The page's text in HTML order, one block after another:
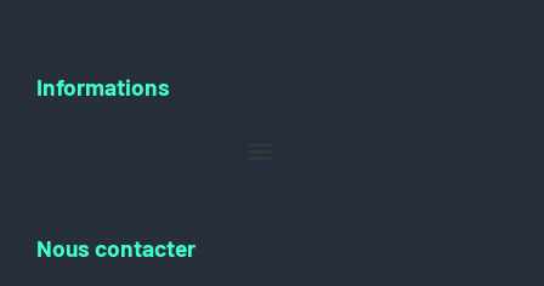
Informations
Nous contacter